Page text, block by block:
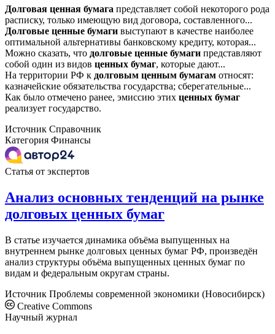
Долговая ценная бумага представляет собой некоторого рода
расписку, только имеющую вид договора, составленного...
Долговые ценные бумаги выступают в качестве наиболее
оптимальной альтернативы банковскому кредиту, которая...
Можно сказать, что долговые ценные бумаги представляют
собой один из видов ценных бумаг, которые дают...
На территории РФ к долговым ценным бумагам относят:
казначейские обязательства государства; сберегательные...
Как было отмечено ранее, эмиссию этих ценных бумаг
реализует государство.
Источник Справочник
Категория Финансы
Статья от экспертов
Анализ основных тенденций на рынке
долговых ценных бумаг
В статье изучается динамика объёма выпущенных на
внутреннем рынке долговых ценных бумаг РФ, произведён
анализ структуры объёма выпущенных ценных бумаг по
видам и федеральным округам страны.
Источник Проблемы современной экономики (Новосибирск)
Creative Commons
Научный журнал